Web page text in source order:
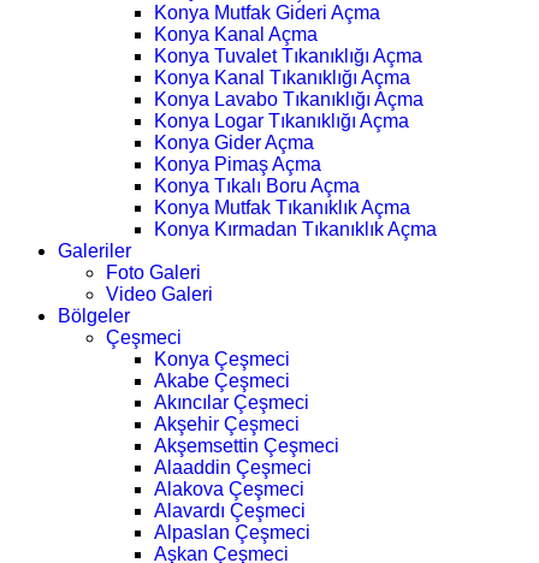
Konya Mutfak Gideri Açma
Konya Kanal Açma
Konya Tuvalet Tıkanıklığı Açma
Konya Kanal Tıkanıklığı Açma
Konya Lavabo Tıkanıklığı Açma
Konya Logar Tıkanıklığı Açma
Konya Gider Açma
Konya Pimaş Açma
Konya Tıkalı Boru Açma
Konya Mutfak Tıkanıklık Açma
Konya Kırmadan Tıkanıklık Açma
Galeriler
Foto Galeri
Video Galeri
Bölgeler
Çeşmeci
Konya Çeşmeci
Akabe Çeşmeci
Akıncılar Çeşmeci
Akşehir Çeşmeci
Akşemsettin Çeşmeci
Alaaddin Çeşmeci
Alakova Çeşmeci
Alavardı Çeşmeci
Alpaslan Çeşmeci
Aşkan Çeşmeci